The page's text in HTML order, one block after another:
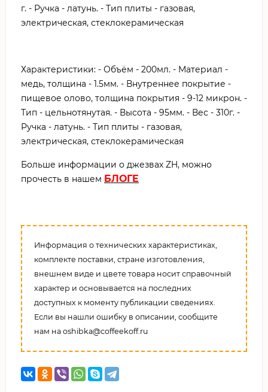
г. - Ручка - латунь. - Тип плиты - газовая,
электрическая, стеклокерамическая
Характеристики: - Объём - 200мл. - Материал -
медь, толщина - 1.5мм. - Внутреннее покрытие -
пищевое олово, толщина покрытия - 9-12 микрон. -
Тип - цельнотянутая. - Высота - 95мм. - Вес - 310г. -
Ручка - латунь. - Тип плиты - газовая,
электрическая, стеклокерамическая
Больше информации о джезвах ZH, можно
прочесть в нашем БЛОГЕ
Информация о технических характеристиках,
комплекте поставки, стране изготовления,
внешнем виде и цвете товара носит справочный
характер и основывается на последних
доступных к моменту публикации сведениях.
Если вы нашли ошибку в описании, сообщите
нам на oshibka@coffeekoff.ru